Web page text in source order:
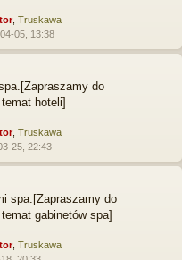
, Truskawa
04-05, 13:38
do
hoteli]
, Truskawa
25, 22:43
spa.[Zapraszamy do
gabinetów spa]
, Truskawa